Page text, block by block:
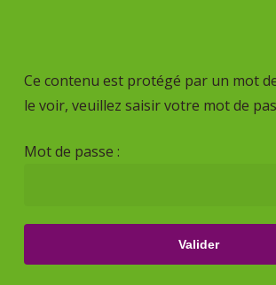
Ce contenu est protégé par un mot
le voir, veuillez saisir votre mot de
Mot de passe :